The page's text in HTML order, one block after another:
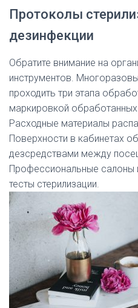
Протоколы
дезинфекции
Обратите внимание на
инструментов.
проходить три этапа
маркировкой
Расходные материалы
Поверхности в кабинетах
дезсредствами между
Профессиональные салоны
тесты стерилизации.